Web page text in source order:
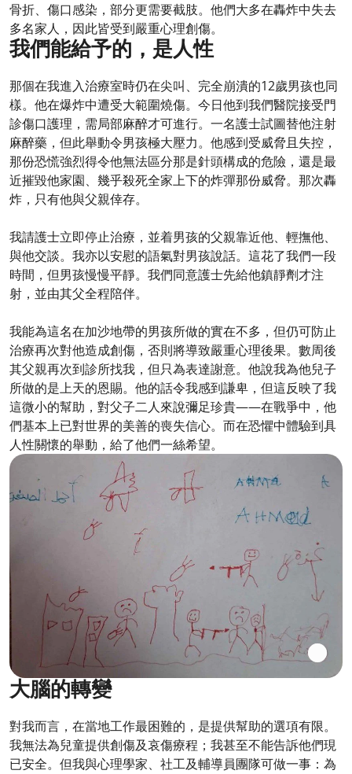
骨折、傷口感染，部分更需要截肢。他們大多在轟炸中失去
多名家人，因此皆受到嚴重心理創傷。
我們能給予的，是人性
那個在我進入治療室時仍在尖叫、完全崩潰的12歲男孩也同
樣。他在爆炸中遭受大範圍燒傷。今日他到我們醫院接受門
診傷口護理，需局部麻醉才可進行。一名護士試圖替他注射
麻醉藥，但此舉動令男孩極大壓力。他感到受威脅且失控，
那份恐慌強烈得令他無法區分那是針頭構成的危險，還是最
近摧毀他家園、幾乎殺死全家上下的炸彈那份威脅。那次轟
炸，只有他與父親倖存。
我請護士立即停止治療，並着男孩的父親靠近他、輕撫他、
與他交談。我亦以安慰的語氣對男孩說話。這花了我們一段
時間，但男孩慢慢平靜。我們同意護士先給他鎮靜劑才注
射，並由其父全程陪伴。
我能為這名在加沙地帶的男孩所做的實在不多，但仍可防止
治療再次對他造成創傷，否則將導致嚴重心理後果。數周後
其父親再次到診所找我，但只為表達謝意。他說我為他兒子
所做的是上天的恩賜。他的話令我感到謙卑，但這反映了我
這微小的幫助，對父子二人來說彌足珍貴——在戰爭中，他
們基本上已對世界的美善的喪失信心。而在恐懼中體驗到具
人性關懷的舉動，給了他們一絲希望。
大腦的轉變
對我而言，在當地工作最困難的，是提供幫助的選項有限。
我無法為兒童提供創傷及哀傷療程；我甚至不能告訴他們現
已安全。但我與心理學家、社工及輔導員團隊可做一事：為